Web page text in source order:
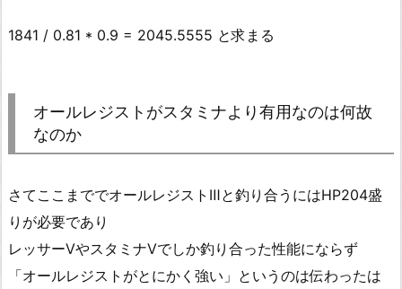
1841 / 0.81 * 0.9 = 2045.5555 と求まる
オールレジストがスタミナより有用なのは何故
なのか
さてここまででオールレジストⅢと釣り合うにはHP204盛
りが必要であり
レッサーⅤやスタミナⅤでしか釣り合った性能にならず
「オールレジストがとにかく強い」というのは伝わったは